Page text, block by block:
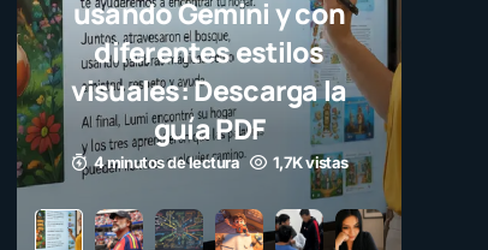
usando Gemini y con
diferentes estilos
visuales: Descarga la
guía PDF
4 minutos de lectura 1,7K vistas